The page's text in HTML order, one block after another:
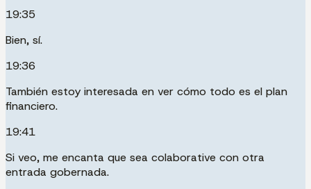
19:35
Bien, sí.
19:36
También estoy interesada en ver cómo todo es el plan
financiero.
19:41
Si veo, me encanta que sea colaborative con otra
entrada gobernada.